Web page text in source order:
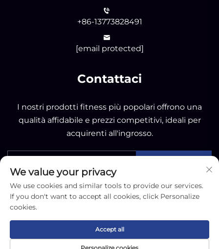
+86-13773828491
[email protected]
Contattaci
I nostri prodotti fitness più popolari offrono una
qualità affidabile e prezzi competitivi, ideali per
acquirenti all'ingrosso.
Copyright © 2025 by Nantong OK Sporting Co.,Ltd -
Informativa sulla privacy
We value your privacy
We use cookies and similar tools to provide our services.
If you don't want to accept all cookies, click Personalize
cookies.
Accept all